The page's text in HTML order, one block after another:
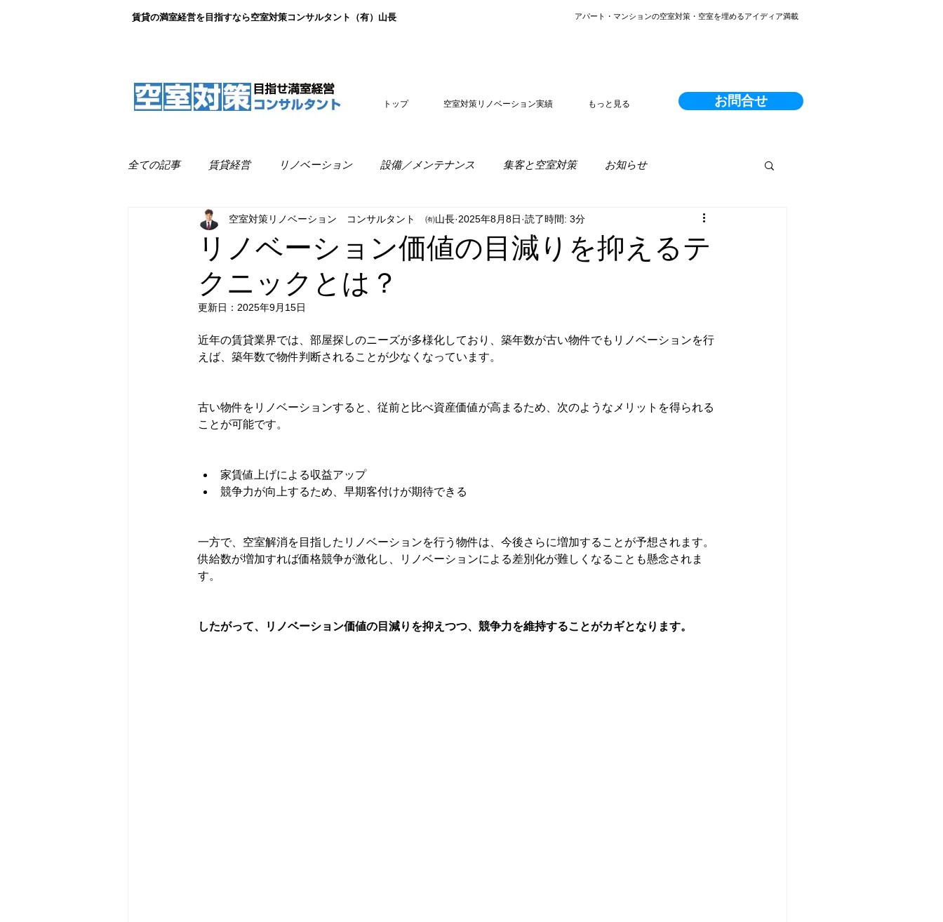
賃貸の満室経営を目指すなら空室対策コンサルタント（有）山長 ​アパート・マンションの空室対策・空室を埋めるアイディア満載
トップ 空室対策リノベーション実績 もっと見る お問合せ
全ての記事 賃貸経営 リノベーション 設備／メンテナンス 集客と空室対策 お知らせ
リノベーション事例紹介 満室経営 リノベーションの疑問
リノベーション価値の目減りを抑えるテ
クニックとは？
空室対策リノベーション コンサルタント ㈲山長 2025年8月8日 読了時間: 3分
更新日： 2025年9月15日
近年の賃貸業界では、部屋探しのニーズが多様化しており、築年数が古い物件でもリノベーションを行
えば、築年数で物件判断されることが少なくなっています。
古い物件をリノベーションすると、従前と比べ資産価値が高まるため、次のようなメリットを得られる
ことが可能です。
家賃値上げによる収益アップ
競争力が向上するため、早期客付けが期待できる
一方で、空室解消を目指したリノベーションを行う物件は、今後さらに増加することが予想されます。
供給数が増加すれば価格競争が激化し、リノベーションによる差別化が難しくなることも懸念されま
す。
したがって、リノベーション価値の目減りを抑えつつ、競争力を維持することがカギとなります。